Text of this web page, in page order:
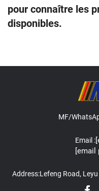
pour connaître les
disponibles.
MF/
Email :
[email
Address:Lefeng Road,